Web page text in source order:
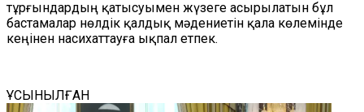
тұрғындардың қатысуымен жүзеге асырылатын бұл
бастамалар нөлдік қалдық мәдениетін қала көлемінде
кеңінен насихаттауға ықпал етпек.
ҰСЫНЫЛҒАН